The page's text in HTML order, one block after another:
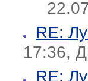
RE:
17:36,
RE: